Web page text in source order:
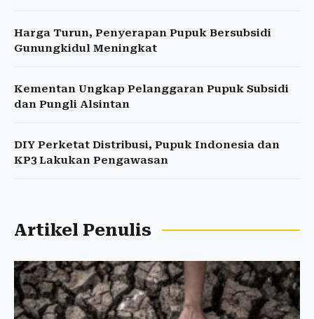
Harga Turun, Penyerapan Pupuk Bersubsidi
Gunungkidul Meningkat
Kementan Ungkap Pelanggaran Pupuk Subsidi
dan Pungli Alsintan
DIY Perketat Distribusi, Pupuk Indonesia dan
KP3 Lakukan Pengawasan
Artikel Penulis